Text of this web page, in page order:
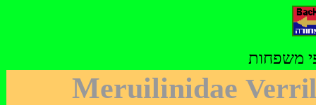
משפחות
Meruilinidae